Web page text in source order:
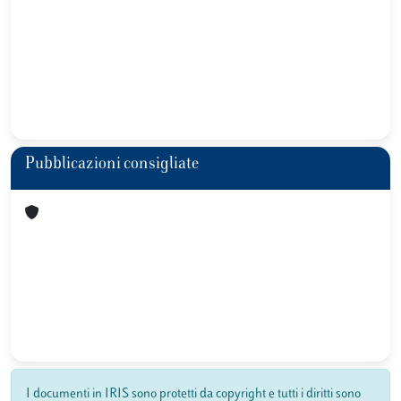
Pubblicazioni consigliate
I documenti in IRIS sono protetti da copyright e tutti i diritti sono